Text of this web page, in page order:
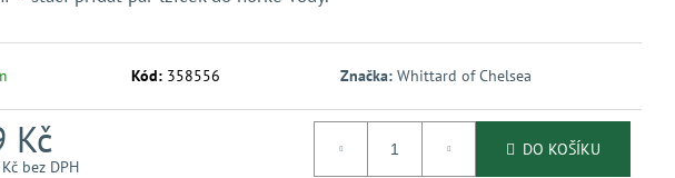
Kód: 358556 Značka:Whittard of Chelsea
Kč
bez DPH
DO KOŠÍKU